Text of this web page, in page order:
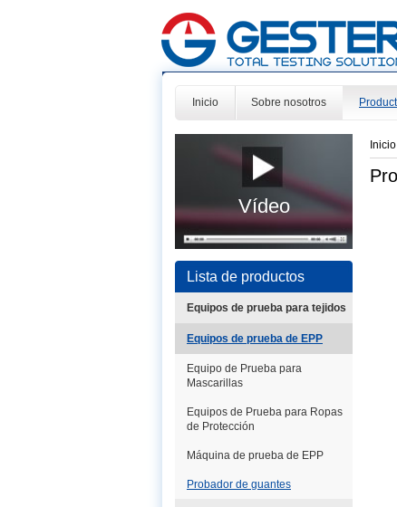
Inicio Sobre nosotros
Vídeo
Lista de productos
Equipos de prueba para tejidos
Equipos de prueba de EPP
Equipo de Prueba para
Mascarillas
Equipos de Prueba para Ropas
de Protección
Máquina de prueba de EPP
Probador de guantes
Inicio